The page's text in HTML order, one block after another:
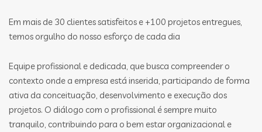
Em mais de 30 clientes satisfeitos e +100 projetos entregues,
temos orgulho do nosso esforço de cada dia
Equipe profissional e dedicada, que busca compreender o
contexto onde a empresa está inserida, participando de forma
ativa da conceituação, desenvolvimento e execução dos
projetos. O diálogo com o profissional é sempre muito
tranquilo, contribuindo para o bem estar organizacional e